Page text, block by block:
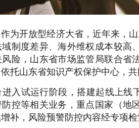
为开放型经济大省，近年来，
制度差异、海外维权成本较高
险，山东省市场监管局联合省
托山东省知识产权保护中心，
入试运行阶段，搭建起线上线
控等相关业务，重点国家（地
补，风险预警防控内容经专项